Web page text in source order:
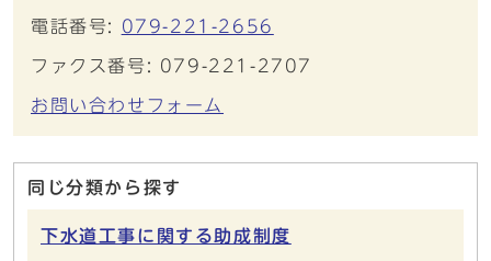
電話番号: 079-221-2656
ファクス番号: 079-221-2707
お問い合わせフォーム
同じ分類から探す
下水道工事に関する助成制度